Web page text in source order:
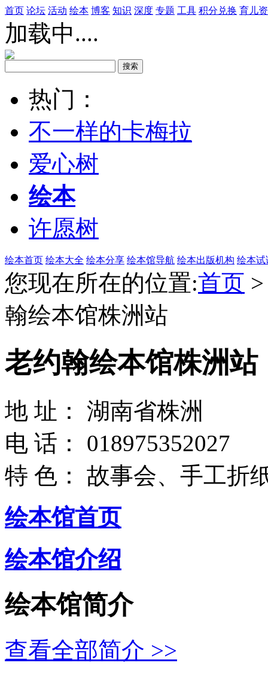
首页 论坛 活动 绘本 博客 知识 深度 专题 工具 积分兑换 育儿
加载中....
热门：
不一样的卡梅拉
爱心树
绘本
许愿树
绘本首页 绘本大全 绘本分享 绘本馆导航 绘本出版机构 绘本试
您现在所在的位置:首页
翰绘本馆株洲站
老约翰绘本馆株洲站
地 址： 湖南省株洲
电 话： 018975352027
特 色： 故事会、手工折
绘本馆首页
绘本馆介绍
绘本馆简介
查看全部简介 >>